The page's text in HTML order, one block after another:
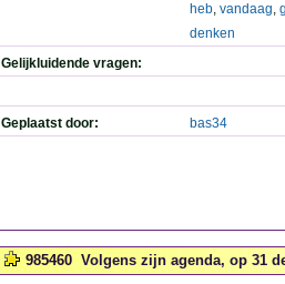
heb, vandaag,
denken
Gelijkluidende vragen:
Geplaatst door: bas34
985460 Volgens zijn agenda, op 31